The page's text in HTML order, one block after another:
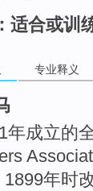
适合或训
专业释义
年成立的
年时